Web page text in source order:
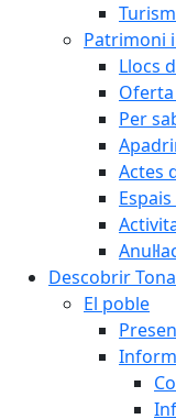
Patrimoni
Llocs
Per
Actes
Descobrir Tona
El poble